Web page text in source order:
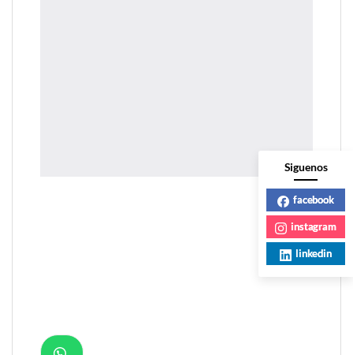
Siguenos
facebook
instagram
linkedin